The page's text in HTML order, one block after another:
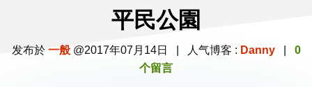
平民公園
发布於 一般@2017年07月14日 | 人气博客 : Danny| 0
个留言